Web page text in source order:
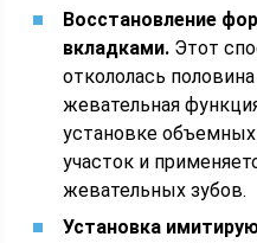
Восстановление
вкладками. Этот
откололась
жевательная
установке
участок и
жевательных зубов.
Установка